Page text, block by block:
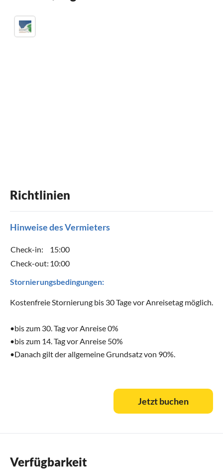
Richtlinien
Hinweise des Vermieters
Check-in:
15:00
Check-out: 10:00
Stornierungsbedingungen:
Kostenfreie Stornierung bis 30 Tage vor Anreisetag möglich.
•bis zum 30. Tag vor Anreise 0%
•bis zum 14. Tag vor Anreise 50%
•Danach gilt der allgemeine Grundsatz von 90%.
Jetzt buchen
Verfügbarkeit